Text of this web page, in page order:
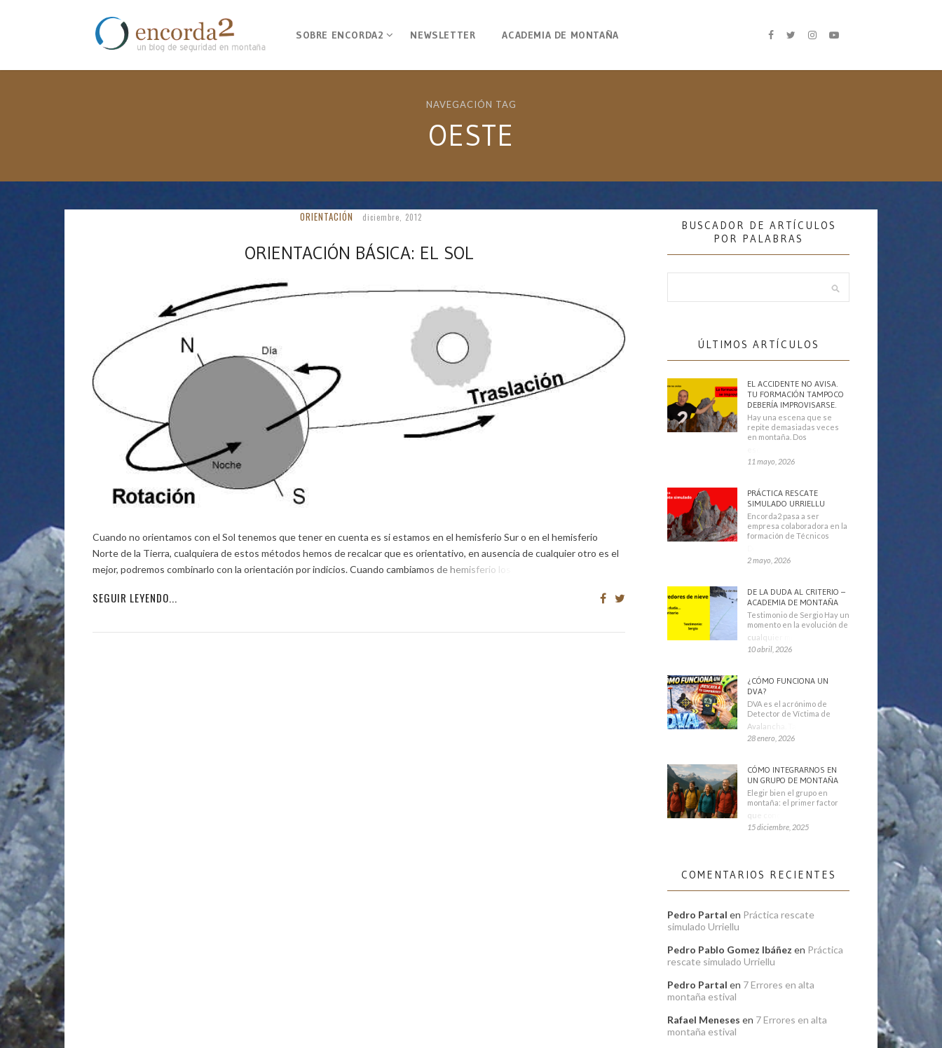
SOBRE ENCORDA2 NEWSLETTER ACADEMIA DE MONTAÑA
NAVEGACIÓN TAG
OESTE
ORIENTACIÓN diciembre, 2012
ORIENTACIÓN BÁSICA: EL SOL
Cuando no orientamos con el Sol tenemos que tener en cuenta es si estamos en el hemisferio Sur o en el hemisferio
Norte de la Tierra, cualquiera de estos métodos hemos de recalcar que es orientativo, en ausencia de cualquier otro es el
mejor, podremos combinarlo con la orientación por indicios. Cuando cambiamos de hemisferio los que […]
SEGUIR LEYENDO...
BUSCADOR DE ARTÍCULOS
POR PALABRAS
ÚLTIMOS ARTÍCULOS
EL ACCIDENTE NO AVISA.
TU FORMACIÓN TAMPOCO
DEBERÍA IMPROVISARSE.
Hay una escena que se
repite demasiadas veces
en montaña. Dos
11 mayo, 2026
PRÁCTICA RESCATE
SIMULADO URRIELLU
Encorda2 pasa a ser
empresa colaboradora en la
formación de Técnicos
2 mayo, 2026
DE LA DUDA AL CRITERIO –
ACADEMIA DE MONTAÑA
Testimonio de Sergio Hay un
momento en la evolución de
cualquier montañero
10 abril, 2026
¿CÓMO FUNCIONA UN
DVA?
DVA es el acrónimo de
Detector de Víctima de
Avalancha. También se
28 enero, 2026
CÓMO INTEGRARNOS EN
UN GRUPO DE MONTAÑA
Elegir bien el grupo en
montaña: el primer factor
que condiciona tu
15 diciembre, 2025
COMENTARIOS RECIENTES
Pedro Partal en Práctica rescate
simulado Urriellu
Pedro Pablo Gomez Ibáñez en Práctica
rescate simulado Urriellu
Pedro Partal en 7 Errores en alta
montaña estival
Rafael Meneses en 7 Errores en alta
montaña estival